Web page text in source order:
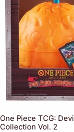
One Piece TCG:
Collection Vol. 2